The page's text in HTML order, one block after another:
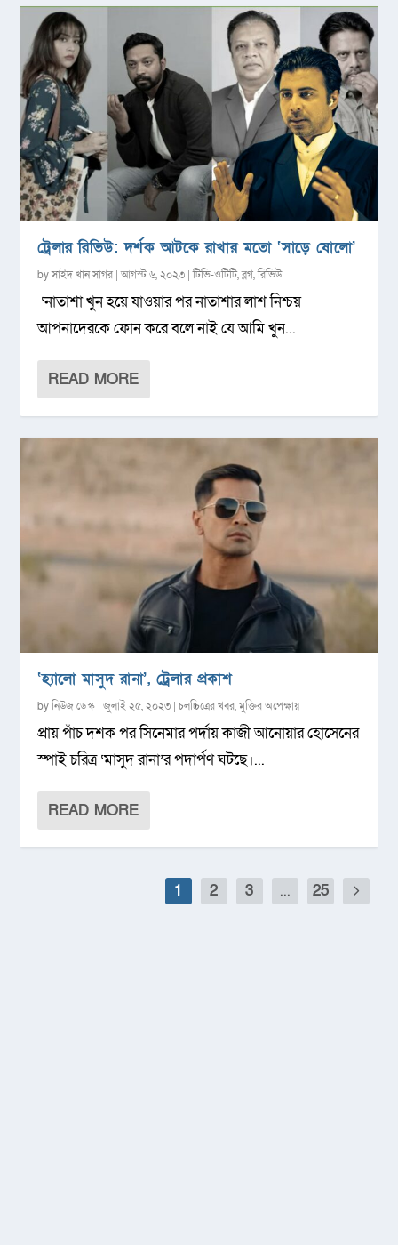
ট্রেলার রিভিউ: দর্শক আটকে রাখার মতো ‘সাড়ে ষোলো’
byসাইদ খান সাগর |আগস্ট ৬, ২০২৩ |টিভি-ওটিটি,ব্লগ,রিভিউ
‘নাতাশা খুন হয়ে যাওয়ার পর নাতাশার লাশ নিশ্চয়
আপনাদেরকে ফোন করে বলে নাই যে আমি খুন...
READ MORE
‘হ্যালো মাসুদ রানা’, ট্রেলার প্রকাশ
byনিউজ ডেস্ক |জুলাই ২৫, ২০২৩ |চলচ্চিত্রের খবর,মুক্তির অপেক্ষায়
প্রায় পাঁচ দশক পর সিনেমার পর্দায় কাজী আনোয়ার হোসেনের
স্পাই চরিত্র ‘মাসুদ রানা’র পদার্পণ ঘটছে।...
READ MORE
1 2 3 ... 25